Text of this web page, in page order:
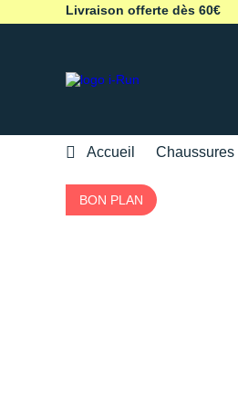
Livraison offerte dès 60€
Accueil Chaussures
BON PLAN